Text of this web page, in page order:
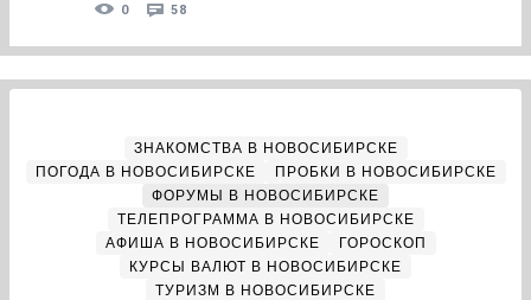
0 58
ЗНАКОМСТВА В НОВОСИБИРСКЕ
ПОГОДА В НОВОСИБИРСКЕ
ПРОБКИ В НОВОСИБИРСКЕ
ФОРУМЫ В НОВОСИБИРСКЕ
ТЕЛЕПРОГРАММА В НОВОСИБИРСКЕ
АФИША В НОВОСИБИРСКЕ
ГОРОСКОП
КУРСЫ ВАЛЮТ В НОВОСИБИРСКЕ
ТУРИЗМ В НОВОСИБИРСКЕ